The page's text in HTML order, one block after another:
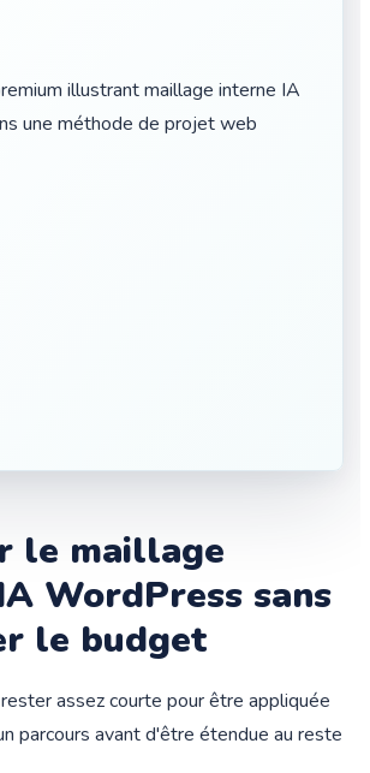
le maillage
WordPress sans
le budget
assez courte pour être appliquée
parcours avant d'être étendue au reste